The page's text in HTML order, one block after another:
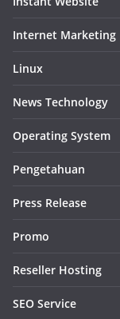
Internet Marketing
Linux
News Technology
Operating System
Pengetahuan
Press Release
Promo
Reseller Hosting
SEO Service